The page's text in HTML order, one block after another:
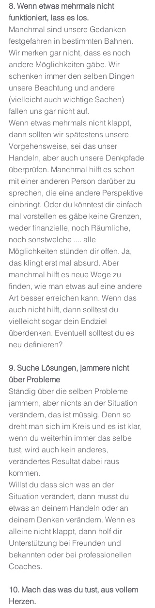
8. Wenn etwas mehrmals nicht
funktioniert, lass es los.
Manchmal sind unsere Gedanken
festgefahren in bestimmten Bahnen.
Wir merken gar nicht, dass es noch
andere Möglichkeiten gäbe. Wir
schenken immer den selben Dingen
unsere Beachtung und andere
(vielleicht auch wichtige Sachen)
fallen uns gar nicht auf.
Wenn etwas mehrmals nicht klappt,
dann sollten wir spätestens unsere
Vorgehensweise, sei das unser
Handeln, aber auch unsere Denkpfade
überprüfen. Manchmal hilft es schon
mit einer anderen Person darüber zu
sprechen, die eine andere Perspektive
einbringt. Oder du könntest dir einfach
mal vorstellen es gäbe keine Grenzen,
weder finanzielle, noch Räumliche,
noch sonstwelche .... alle
Möglichkeiten stünden dir offen. Ja,
das klingt erst mal absurd. Aber
manchmal hilft es neue Wege zu
finden, wie man etwas auf eine andere
Art besser erreichen kann. Wenn das
auch nicht hilft, dann solltest du
vielleicht sogar dein Endziel
überdenken. Eventuell solltest du es
neu definieren?
9. Suche Lösungen, jammere nicht
über Probleme
Ständig über die selben Probleme
jammern, aber nichts an der Situation
verändern, das ist müssig. Denn so
dreht man sich im Kreis und es ist klar,
wenn du weiterhin immer das selbe
tust, wird auch kein anderes,
verändertes Resultat dabei raus
kommen.
Willst du dass sich was an der
Situation verändert, dann musst du
etwas an deinem Handeln oder an
deinem Denken verändern. Wenn es
alleine nicht klappt, dann holf dir
Unterstützung bei Freunden und
bekannten oder bei professionellen
Coaches.
10. Mach das was du tust, aus vollem
Herzen.